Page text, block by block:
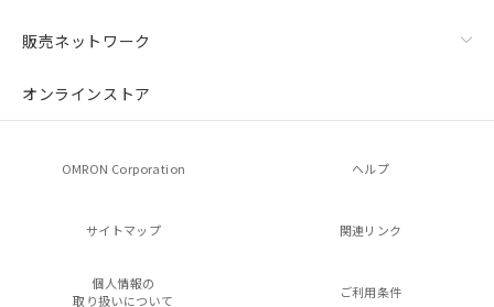
販売ネットワーク
オンラインストア
OMRON Corporation ヘルプ
サイトマップ 関連リンク
個人情報の
取り扱いについて
ご利用条件